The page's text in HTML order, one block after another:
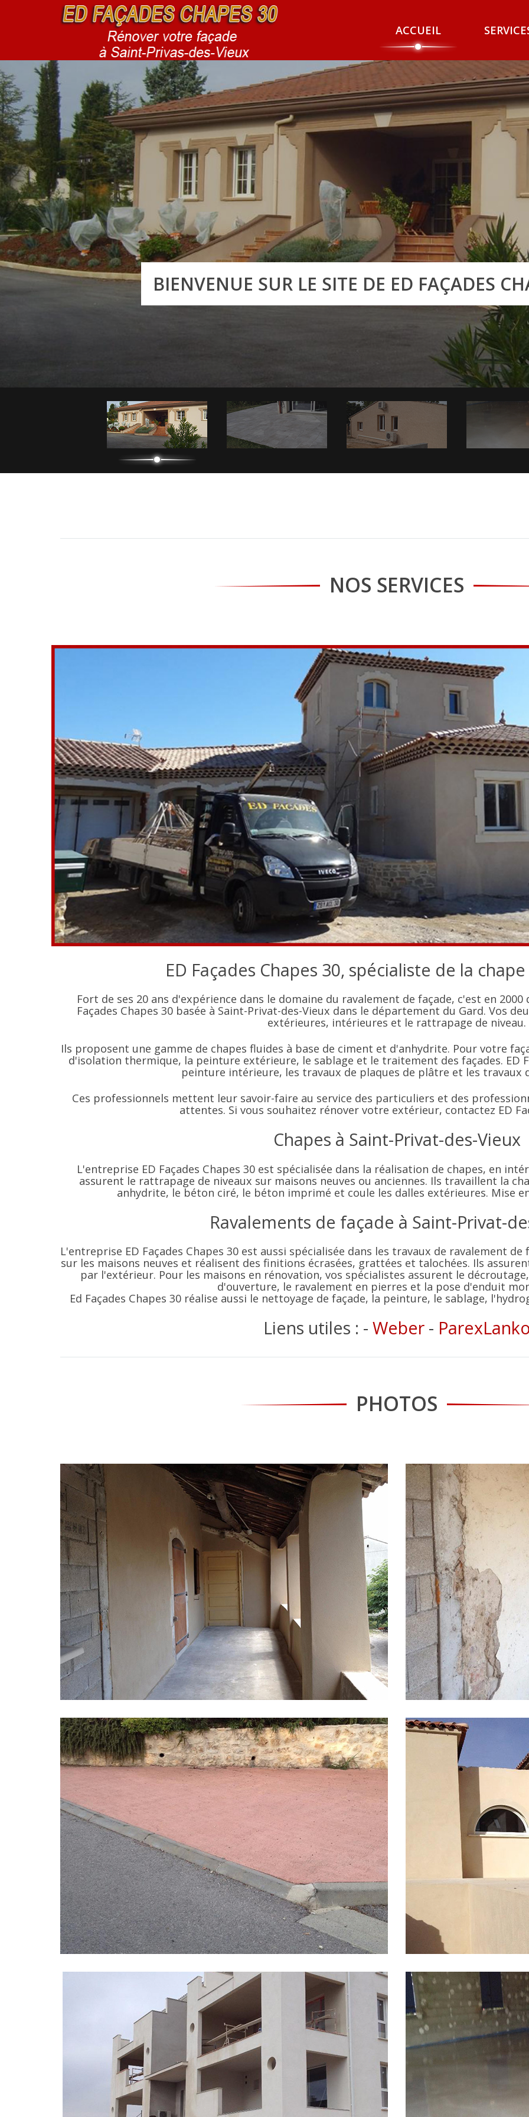
ACCUEIL
BIENVENUE SUR LE SITE DE ED FAÇADES
NOS SERVICES
ED Façades Chapes 30, spécialiste de la
Fort de ses 20 ans d'expérience dans le domaine du ravalement de façade, c'est en
Façades Chapes 30 basée à Saint-Privat-des-Vieux dans le département du Gard. Vos
extérieures, intérieures et le rattrapage de niveau.
Ils proposent une gamme de chapes fluides à base de ciment et d'anhydrite. Pour votre
d'isolation thermique, la peinture extérieure, le sablage et le traitement des façades. ED
peinture intérieure, les travaux de plaques de plâtre et les travaux
Ces professionnels mettent leur savoir-faire au service des particuliers et des
attentes. Si vous souhaitez rénover votre extérieur, contactez ED
Chapes à Saint-Privat-des-Vieux
L'entreprise ED Façades Chapes 30 est spécialisée dans la réalisation de chapes, en
assurent le rattrapage de niveaux sur maisons neuves ou anciennes. Ils travaillent la
anhydrite, le béton ciré, le béton imprimé et coule les dalles extérieures. Mise
Ravalements de façade à Saint-Privat-
L'entreprise ED Façades Chapes 30 est aussi spécialisée dans les travaux de ravalement
sur les maisons neuves et réalisent des finitions écrasées, grattées et talochées. Ils
par l'extérieur. Pour les maisons en rénovation, vos spécialistes assurent le
d'ouverture, le ravalement en pierres et la pose d'enduit
Ed Façades Chapes 30 réalise aussi le nettoyage de façade, la peinture, le sablage,
Liens utiles : - Weber-
PHOTOS